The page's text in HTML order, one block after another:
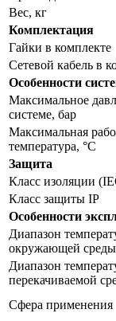
Вес, кг
Комплектация
Гайки в комплекте
Сетевой кабель в
Особенности
Максимальное
системе, бар
Максимальная
температура, °С
Защита
Класс изоляции
Класс защиты IP
Особенности
Диапазон
окружающей
Диапазон
перекачиваемой
Сфера применения